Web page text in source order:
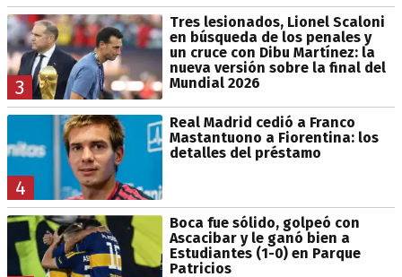
3
Tres lesionados, Lionel Scaloni
en búsqueda de los penales y
un cruce con Dibu Martínez: la
nueva versión sobre la final del
Mundial 2026
4
Real Madrid cedió a Franco
Mastantuono a Fiorentina: los
detalles del préstamo
Boca fue sólido, golpeó con
Ascacibar y le ganó bien a
Estudiantes (1-0) en Parque
Patricios